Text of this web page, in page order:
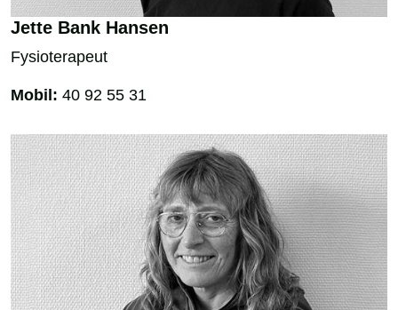
Jette Bank Hansen
Fysioterapeut
Mobil: 40 92 55 31